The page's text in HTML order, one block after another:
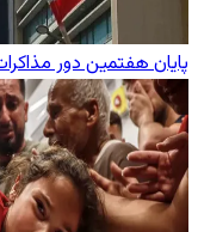
پایان هفتمین دور